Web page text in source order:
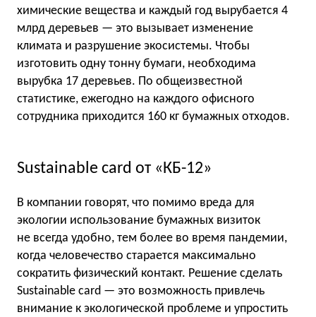
химические вещества и каждый год вырубается 4
млрд деревьев — это вызывает изменение
климата и разрушение экосистемы. Чтобы
изготовить одну тонну бумаги, необходима
вырубка 17 деревьев. По общеизвестной
статистике, ежегодно на каждого офисного
сотрудника приходится 160 кг бумажных отходов.
Sustainable card от «КБ-12»
В компании говорят, что помимо вреда для
экологии использование бумажных визиток
не всегда удобно, тем более во время пандемии,
когда человечество старается максимально
сократить физический контакт. Решение сделать
Sustainable card — это возможность привлечь
внимание к экологической проблеме и упростить